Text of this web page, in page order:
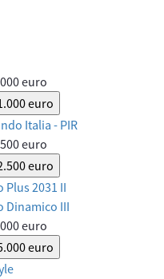
euro
euro
Italia - PIR
euro
euro
Plus 2031 II
Dinamico III
euro
euro